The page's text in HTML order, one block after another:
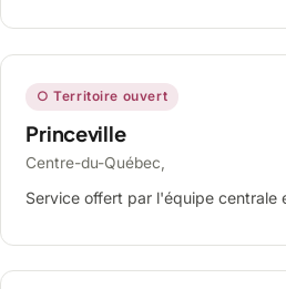
○ Territoire ouvert
Princeville
Centre-du-Québec,
Service offert par l'équipe centrale